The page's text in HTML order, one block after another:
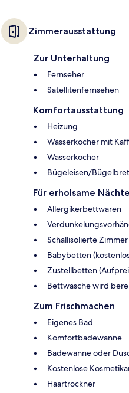
Zimmerausstattung
Zur Unterhaltung
Fernseher
Satellitenfernsehen
Komfortausstattung
Heizung
Wasserkocher mit
Wasserkocher
Bügeleisen/
Für erholsame Nächte
Allergikerbettwaren
Schallisolierte Zimmer
Babybetten
Zustellbetten
Bettwäsche wird
Zum Frischmachen
Eigenes Bad
Komfortbadewanne
Badewanne oder
Kostenlose
Haartrockner